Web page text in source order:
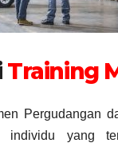
Training
Pergudangan
individu yang